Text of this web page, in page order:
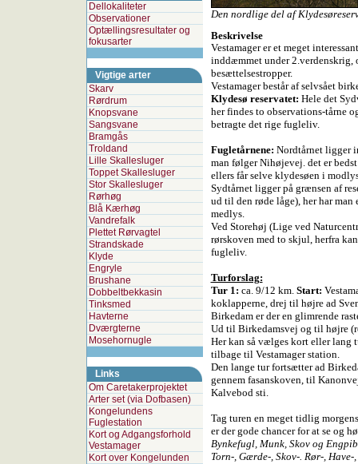
Dellokaliteter
Observationer
Optællingsresultater og
fokusarter
Vigtige arter
Skarv
Rørdrum
Knopsvane
Sangsvane
Bramgås
Troldand
Lille Skallesluger
Toppet Skallesluger
Stor Skallesluger
Rørhøg
Blå Kærhøg
Vandrefalk
Plettet Rørvagtel
Strandskade
Klyde
Engryle
Brushane
Dobbeltbekkasin
Tinksmed
Havterne
Dværgterne
Mosehornugle
Links
Om Caretakerprojektet
Arter set (via Dofbasen)
Kongelundens
Fuglestation
Kort og Adgangsforhold
Vestamager
Kort over Kongelunden
Den nordlige del af
Beskrivelse
Vestamager er et meget
inddæmmet under 2.verdenskrig,
besættelsestropper.
Vestamager består af selvsået
Klydesø reservatet: Hele det
her findes to observations-tårne
betragte det rige fugleliv.
Fugletårnene: Nordtårnet ligger
man følger Nihøjevej. det er
ellers får selve klydesøen i
Sydtårnet ligger på grænsen af
ud til den røde låge), her har
medlys.
Ved Storehøj (Lige ved
rørskoven med to skjul, herfra
fugleliv.
Turforslag:
Tur 1: ca. 9/12 km. Start:
koklapperne, drej til højre ad
Birkedam er der en glimrende
Ud til Birkedamsvej og til højre
Her kan så vælges kort eller lang
tilbage til Vestamager station.
Den lange tur fortsætter ad
gennem fasanskoven, til
Kalvebod sti.
Tag turen en meget tidlig
er der gode chancer for at se og
Bynkefugl, Munk, Skov og
Torn-, Gærde-, Skov-. Rør-,